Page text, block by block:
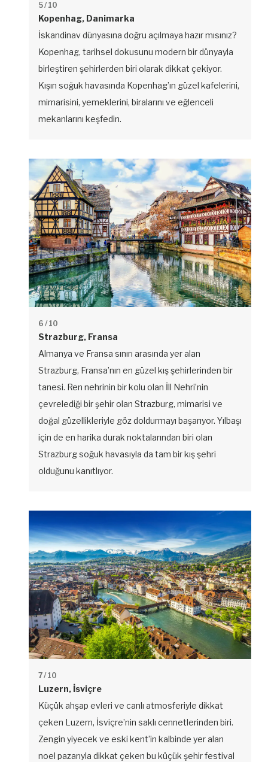
5/ 10
Kopenhag, Danimarka
İskandinav dünyasına doğru açılmaya hazır mısınız?
Kopenhag, tarihsel dokusunu modern bir dünyayla
birleştiren şehirlerden biri olarak dikkat çekiyor.
Kışın soğuk havasında Kopenhag’ın güzel kafelerini,
mimarisini, yemeklerini, biralarını ve eğlenceli
mekanlarını keşfedin.
6 / 10
Strazburg, Fransa
Almanya ve Fransa sınırı arasında yer alan
Strazburg, Fransa’nın en güzel kış şehirlerinden bir
tanesi. Ren nehrinin bir kolu olan İll Nehri’nin
çevrelediği bir şehir olan Strazburg, mimarisi ve
doğal güzellikleriyle göz doldurmayı başarıyor. Yılbaşı
için de en harika durak noktalarından biri olan
Strazburg soğuk havasıyla da tam bir kış şehri
olduğunu kanıtlıyor.
7/ 10
Luzern, İsviçre
Küçük ahşap evleri ve canlı atmosferiyle dikkat
çeken Luzern, İsviçre’nin saklı cennetlerinden biri.
Zengin yiyecek ve eski kent’in kalbinde yer alan
noel pazarıyla dikkat çeken bu küçük şehir festival